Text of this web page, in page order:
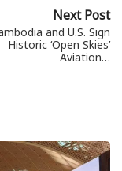
Next Post
and U.S. Sign
Historic ‘Open Skies’
Aviation…